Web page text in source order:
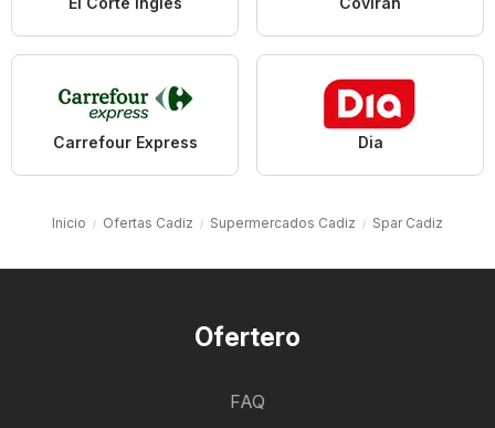
Carrefour Express Dia
Inicio Ofertas Cadiz Supermercados Cadiz Spar Cadiz
Ofertero
FAQ